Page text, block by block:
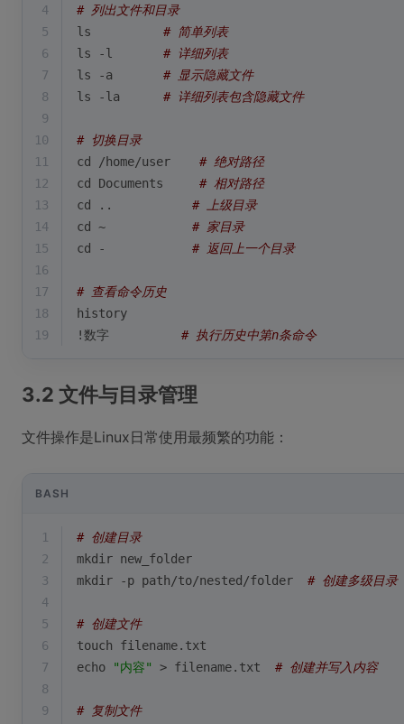
4
# 列出文件和目录
5
ls # 简单列表
6
ls -l # 详细列表
7
ls -a # 显示隐藏文件
8
ls -la # 详细列表包含隐藏文件
9
10
# 切换目录
11
cd /home/user # 绝对路径
12
cd Documents # 相对路径
13
cd .. # 上级目录
14
cd ~ # 家目录
15
cd - # 返回上一个目录
16
17
# 查看命令历史
18
history
19
!数字 # 执行历史中第n条命令
3.2 文件与目录管理
文件操作是Linux日常使用最频繁的功能：
BASH
1
# 创建目录
2
mkdir new_folder
3
mkdir -p path/to/nested/folder # 创建多级目录
4
5
# 创建文件
6
touch filename.txt
7
echo "内容" > filename.txt # 创建并写入内容
8
9
# 复制文件